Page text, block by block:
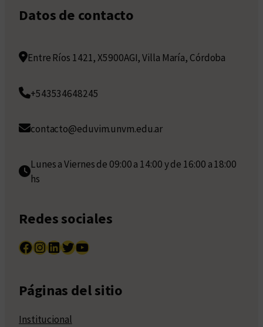
Datos de contacto
Entre Ríos 1421, X5900AGI, Villa María, Córdoba
+543534648245
contacto@eduvim.unvm.edu.ar
Lunes a Viernes de 09:00 a 14:00 y de 16:00 a 18:00
hs
Redes sociales
Facebook InstagramLinkedIn Twitter YouTube
Páginas del sitio
Institucional